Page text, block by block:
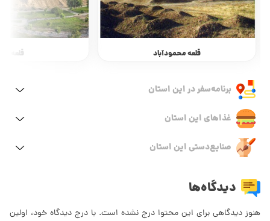
قلعه محمودآباد قلعه
برنامه‌سفر‌ در این استان
غذاهای این استان
صنایع‌دستی این استان
دیدگاه‌ها
هنوز دیدگاهی برای این محتوا درج نشده است. با درج دیدگاه خود، اولین